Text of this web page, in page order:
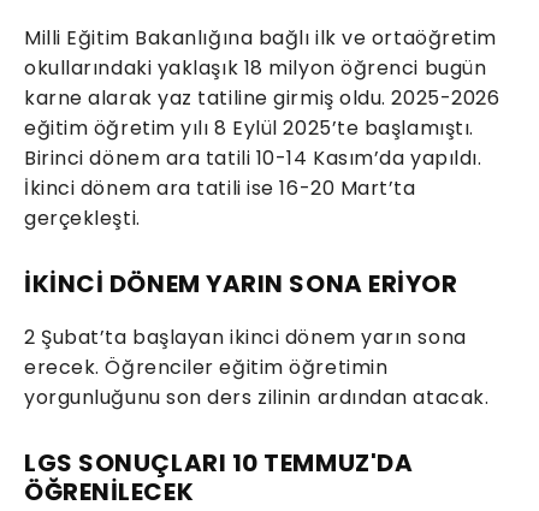
Milli Eğitim Bakanlığına bağlı ilk ve ortaöğretim
okullarındaki yaklaşık 18 milyon öğrenci bugün
karne alarak yaz tatiline girmiş oldu. 2025-2026
eğitim öğretim yılı 8 Eylül 2025’te başlamıştı.
Birinci dönem ara tatili 10-14 Kasım’da yapıldı.
İkinci dönem ara tatili ise 16-20 Mart’ta
gerçekleşti.
İKİNCİ DÖNEM YARIN SONA ERİYOR
2 Şubat’ta başlayan ikinci dönem yarın sona
erecek. Öğrenciler eğitim öğretimin
yorgunluğunu son ders zilinin ardından atacak.
LGS SONUÇLARI 10 TEMMUZ'DA
ÖĞRENİLECEK